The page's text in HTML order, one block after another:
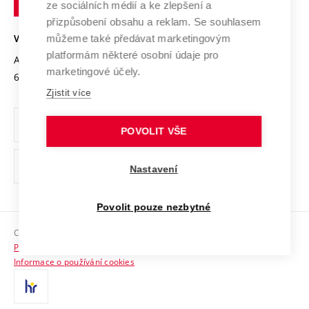
Open Science
Projekty
Projekty ze strukturálních fondů
Specifický výzkum
Mezinárodní dohody
Univerzitní sítě
Bezpečná univerzita
Vyznamenání
Organizační struktura
Ochrana osobních údajů
odkaz)
Sociální bezpečí
HR Award
Kontakty
Brně
VYSOKÉ UČENÍ TECHNICKÉ V BRNĚ
Antonínská 548/1
602 00 Brno
www.vut.cz
vut@vutbr.cz
Copyright © 2026 VUT
Prohlášení o přístupnosti
Informace o používání cookies
ze sociálních médií a ke zlepšení a
přizpůsobení obsahu a reklam. Se souhlasem
můžeme také předávat marketingovým
platformám některé osobní údaje pro
marketingové účely.
Zjistit více
POVOLIT VŠE
Nastavení
Povolit pouze nezbytné